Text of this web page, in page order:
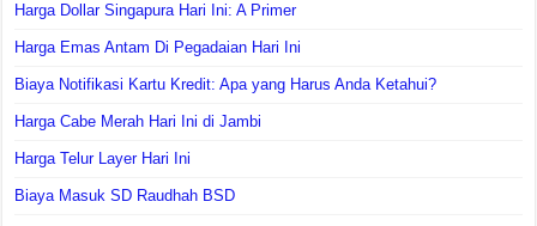
Harga Dollar Singapura Hari Ini: A Primer
Harga Emas Antam Di Pegadaian Hari Ini
Biaya Notifikasi Kartu Kredit: Apa yang Harus Anda Ketahui?
Harga Cabe Merah Hari Ini di Jambi
Harga Telur Layer Hari Ini
Biaya Masuk SD Raudhah BSD